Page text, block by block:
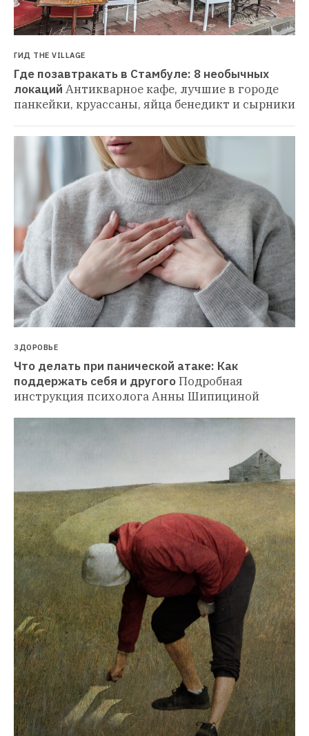
ГИД THE VILLAGE
Где позавтракать в Стамбуле: 8 необычных
локаций Антикварное кафе, лучшие в городе
панкейки, круассаны, яйца бенедикт и сырники
ЗДОРОВЬЕ
Что делать при панической атаке: Как
поддержать себя и другогоПодробная
инструкция психолога Анны Шипициной